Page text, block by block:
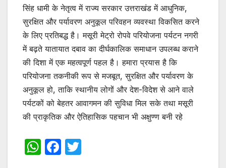
सिंह धामी के नेतृत्व में राज्य सरकार उत्तराखंड में आधुनिक,
सुरक्षित और पर्यावरण अनुकूल परिवहन व्यवस्था विकसित करने
के लिए प्रतिबद्ध है। मसूरी मेट्रो रोपवे परियोजना पर्यटन नगरी
में बढ़ते यातायात दबाव का दीर्घकालिक समाधान उपलब्ध कराने
की दिशा में एक महत्वपूर्ण पहल है। हमारा प्रयास है कि
परियोजना तकनीकी रूप से मजबूत, सुरक्षित और पर्यावरण के
अनुकूल हो, ताकि स्थानीय लोगों और देश-विदेश से आने वाले
पर्यटकों को बेहतर आवागमन की सुविधा मिल सके तथा मसूरी
की प्राकृतिक और ऐतिहासिक पहचान भी अक्षुण्ण बनी रहे
W F